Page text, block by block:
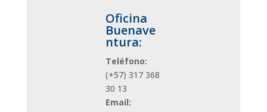
Oficina
Buenave
ntura:
Teléfono:
(+57) 317 368
30 13
Email: